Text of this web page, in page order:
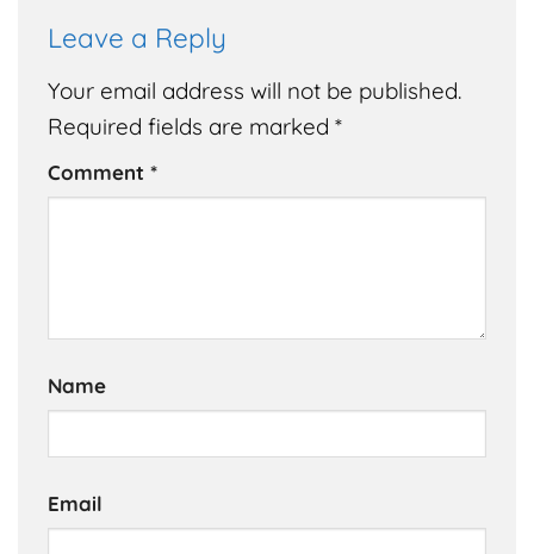
Leave a Reply
Your email address will not be published.
Required fields are marked *
Comment *
Name
Email